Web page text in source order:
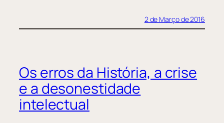
2 de Março de 2016
Os erros da História, a crise
e a desonestidade
intelectual